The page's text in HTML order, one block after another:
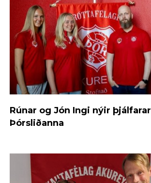
Rúnar og Jón Ingi nýir þjálfarar
Þórsliðanna